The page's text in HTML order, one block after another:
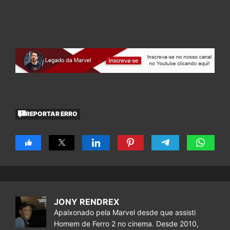
REPORTAR ERRO
JONY RENDREX
Apaixonado pela Marvel desde que assisti
Homem de Ferro 2 no cinema. Desde 2010,